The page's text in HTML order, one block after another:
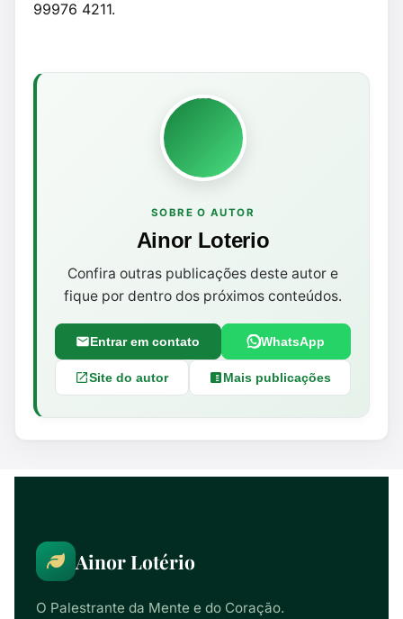
99976 4211.
SOBRE O AUTOR
Ainor Loterio
Confira outras publicações deste autor e
fique por dentro dos próximos conteúdos.
Entrar em contato WhatsApp
Site do autor Mais publicações
Ainor Lotério
O Palestrante da Mente e do Coração.